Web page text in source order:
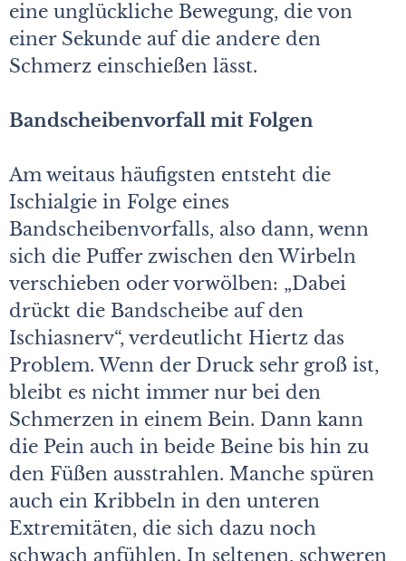
eine unglückliche Bewegung, die von
einer Sekunde auf die andere den
Schmerz einschießen lässt.
Bandscheibenvorfall mit Folgen
Am weitaus häufigsten entsteht die
Ischialgie in Folge eines
Bandscheibenvorfalls, also dann, wenn
sich die Puffer zwischen den Wirbeln
verschieben oder vorwölben: „Dabei
drückt die Bandscheibe auf den
Ischiasnerv“, verdeutlicht Hiertz das
Problem. Wenn der Druck sehr groß ist,
bleibt es nicht immer nur bei den
Schmerzen in einem Bein. Dann kann
die Pein auch in beide Beine bis hin zu
den Füßen ausstrahlen. Manche spüren
auch ein Kribbeln in den unteren
Extremitäten, die sich dazu noch
schwach anfühlen. In seltenen, schweren